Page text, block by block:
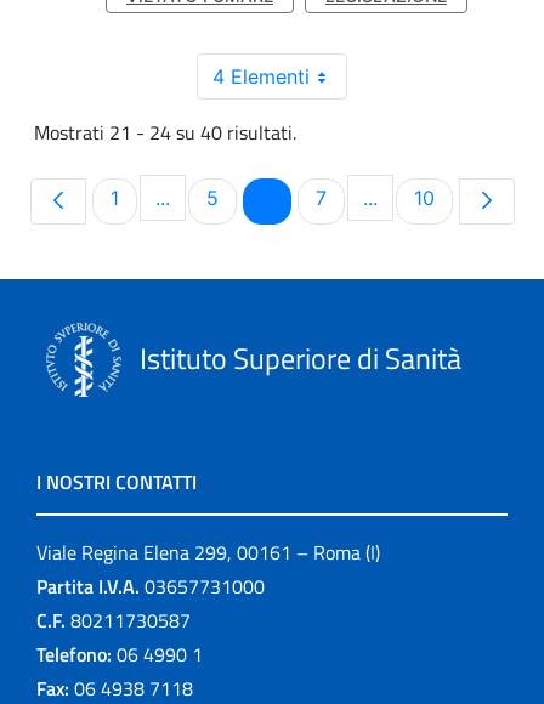
4 Elementi
Mostrati 21 - 24 su 40 risultati.
Pagina
1 ...Pagine intermedie Use TAB to navigate.
Pagina
5 PaginaPagina
7 ...Pagine intermedie
Pagina
10
Istituto Superiore di Sanità
I NOSTRI CONTATTI
Viale Regina Elena 299, 00161 – Roma (I)
Partita I.V.A. 03657731000
C.F. 80211730587
Telefono: 06 4990 1
Fax: 06 4938 7118